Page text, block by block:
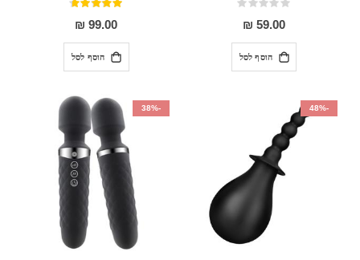
Rating:
0%
59.00 ₪
הוסף לסל
דירוג:
93%
99.00 ₪
הוסף לסל
-48%
-38%